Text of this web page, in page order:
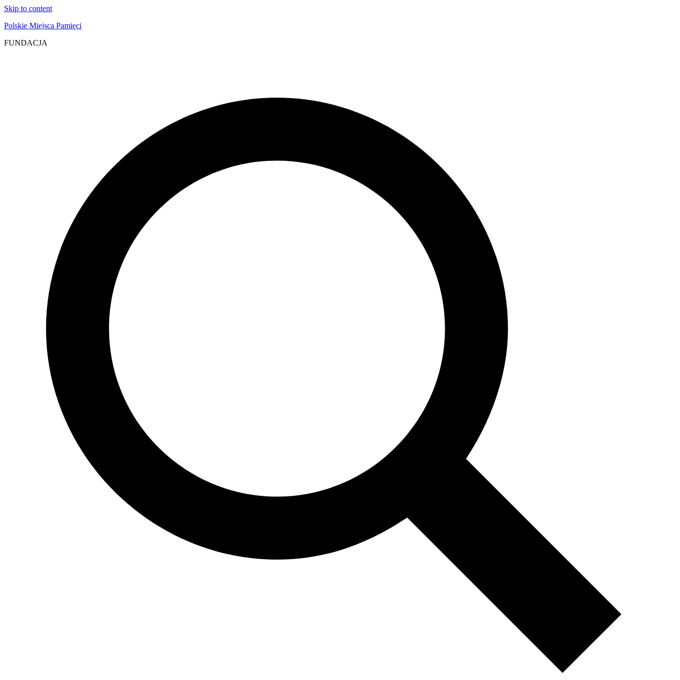
Skip to content
Polskie Miejsca Pamięci
FUNDACJA